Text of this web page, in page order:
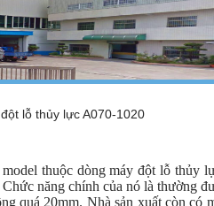
lỗ thủy lực A070-1020
thuộc dòng máy đột lỗ thủy
năng chính của nó là thường
quá 20mm. Nhà sản xuất còn có